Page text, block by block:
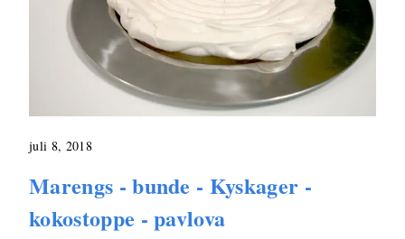
juli 8, 2018
Marengs - bunde - Kyskager -
kokostoppe - pavlova